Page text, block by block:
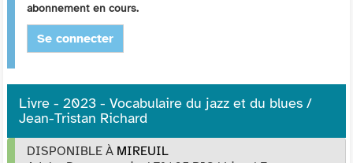
abonnement en cours.
Se connecter
Livre - 2023 - Vocabulaire du jazz et du blues /
Jean-Tristan Richard
DISPONIBLE À MIREUIL